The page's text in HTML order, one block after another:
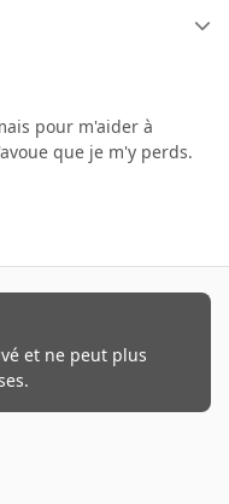
pour m'aider à
que je m'y perds.
et ne peut plus